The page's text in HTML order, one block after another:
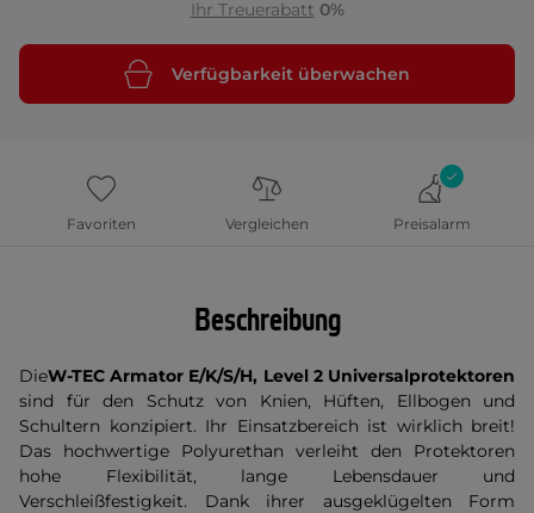
Ihr Treuerabatt 0%
Verfügbarkeit überwachen
Favoriten Vergleichen Preisalarm
Beschreibung
DieW-TEC Armator E/K/S/H, Level 2 Universalprotektoren
sind für den Schutz von Knien, Hüften, Ellbogen und
Schultern konzipiert. Ihr Einsatzbereich ist wirklich breit!
Das hochwertige Polyurethan verleiht den Protektoren
hohe Flexibilität, lange Lebensdauer und
Verschleißfestigkeit. Dank ihrer ausgeklügelten Form